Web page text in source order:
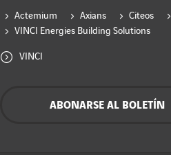
Actemium Axians Citeos
VINCI Energies Building Solutions
VINCI
ABONARSE AL BOLETÍN